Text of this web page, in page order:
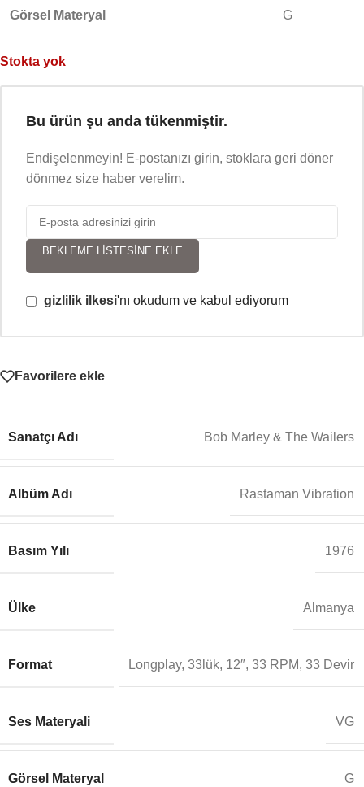
Görsel Materyal G
Stokta yok
Bu ürün şu anda tükenmiştir.
Endişelenmeyin! E-postanızı girin, stoklara geri döner
dönmez size haber verelim.
BEKLEME LISTESINE EKLE
gizlilik ilkesi'nı okudum ve kabul ediyorum
Favorilere ekle
Sanatçı Adı Bob Marley & The Wailers
Albüm Adı Rastaman Vibration
Basım Yılı 1976
Ülke Almanya
Format Longplay, 33lük, 12″, 33 RPM, 33 Devir
Ses Materyali VG
Görsel Materyal G